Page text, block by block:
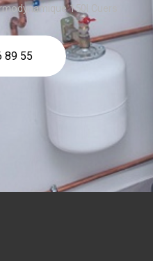
150l Cuers
89 55